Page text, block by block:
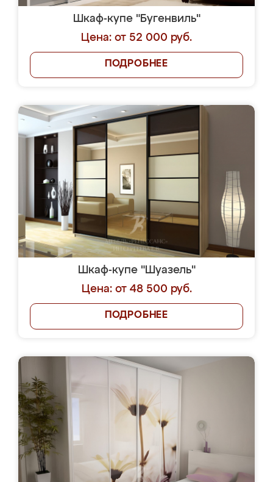
Шкаф-купе "Бугенвиль"
Цена: от 52 000 руб.
ПОДРОБНЕЕ
Шкаф-купе "Шуазель"
Цена: от 48 500 руб.
ПОДРОБНЕЕ